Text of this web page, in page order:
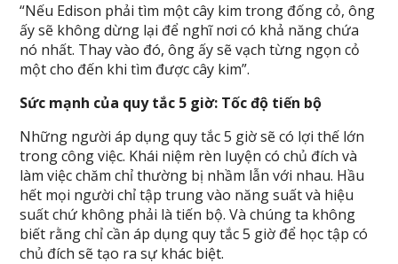
“Nếu Edison phải tìm một cây kim trong đống cỏ, ông
ấy sẽ không dừng lại để nghĩ nơi có khả năng chứa
nó nhất. Thay vào đó, ông ấy sẽ vạch từng ngọn cỏ
một cho đến khi tìm được cây kim”.
Sức mạnh của quy tắc 5 giờ: Tốc độ tiến bộ
Những người áp dụng quy tắc 5 giờ sẽ có lợi thế lớn
trong công việc. Khái niệm rèn luyện có chủ đích và
làm việc chăm chỉ thường bị nhầm lẫn với nhau. Hầu
hết mọi người chỉ tập trung vào năng suất và hiệu
suất chứ không phải là tiến bộ. Và chúng ta không
biết rằng chỉ cần áp dụng quy tắc 5 giờ để học tập có
chủ đích sẽ tạo ra sự khác biệt.